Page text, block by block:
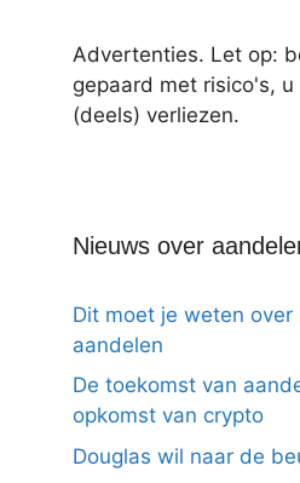
Advertenties. Let op:
gepaard met risico's,
(deels) verliezen.
Nieuws over
Dit moet je weten over
aandelen
De toekomst van
opkomst van crypto
Douglas wil naar de